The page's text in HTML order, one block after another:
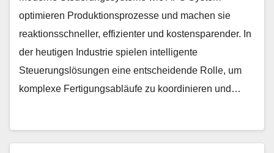
optimieren Produktionsprozesse und machen sie
reaktionsschneller, effizienter und kostensparender. In
der heutigen Industrie spielen intelligente
Steuerungslösungen eine entscheidende Rolle, um
komplexe Fertigungsabläufe zu koordinieren und…